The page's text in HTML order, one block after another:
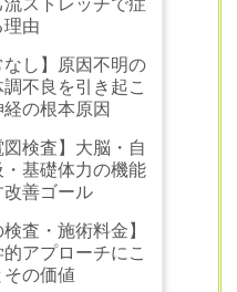
理由
なし】原因不明の
不良を引き起こ
の根本原因
図検査】大脳・自
基礎体力の機能
改善ゴール
検査・施術料金】
アプローチにこ
の価値